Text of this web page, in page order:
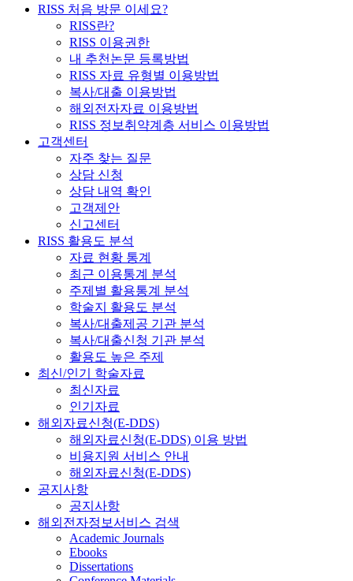
RISS 처음 방문 이세요?
RISS란?
RISS 이용권한
내 추천논문 등록방법
RISS 자료 유형별 이용방법
복사/대출 이용방법
해외전자자료 이용방법
RISS 정보취약계층 서비스 이용방법
고객센터
자주 찾는 질문
상담 신청
상담 내역 확인
고객제안
신고센터
RISS 활용도 분석
자료 현황 통계
최근 이용통계 분석
주제별 활용통계 분석
학술지 활용도 분석
복사/대출제공 기관 분석
복사/대출신청 기관 분석
활용도 높은 주제
최신/인기 학술자료
최신자료
인기자료
해외자료신청(E-DDS)
해외자료신청(E-DDS) 이용 방법
비용지원 서비스 안내
해외자료신청(E-DDS)
공지사항
공지사항
해외전자정보서비스 검색
Academic Journals
Ebooks
Dissertations